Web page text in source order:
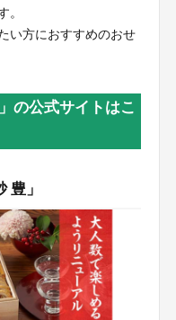
。
い方におすすめのおせ
の公式サイトはこ
豊」